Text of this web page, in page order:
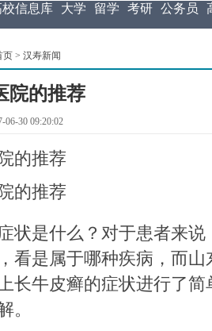
校信息库 大学 留学 考研 公务员
页 > 汉寿新闻
院的推荐
30 09:20:02
的推荐
的推荐
是什么？对于患者来说
看是属于哪种疾病，而
长牛皮癣的症状进行了
。